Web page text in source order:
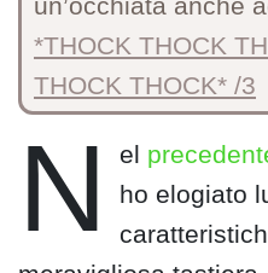
*THOCK THOCK
THOCK THOCK* /3
N el
ho elogiato